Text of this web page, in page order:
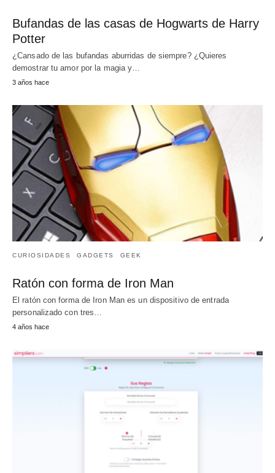
Bufandas de las casas de Hogwarts de Harry
Potter
¿Cansado de las bufandas aburridas de siempre? ¿Quieres
demostrar tu amor por la magia y…
3 años hace
CURIOSIDADES GADGETS GEEK
Ratón con forma de Iron Man
El ratón con forma de Iron Man es un dispositivo de entrada
personalizado con tres…
4 años hace